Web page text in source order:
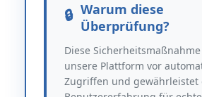
Warum diese
Überprüfung?
Diese
unsere Plattform vor
Zugriffen und gewährleistet